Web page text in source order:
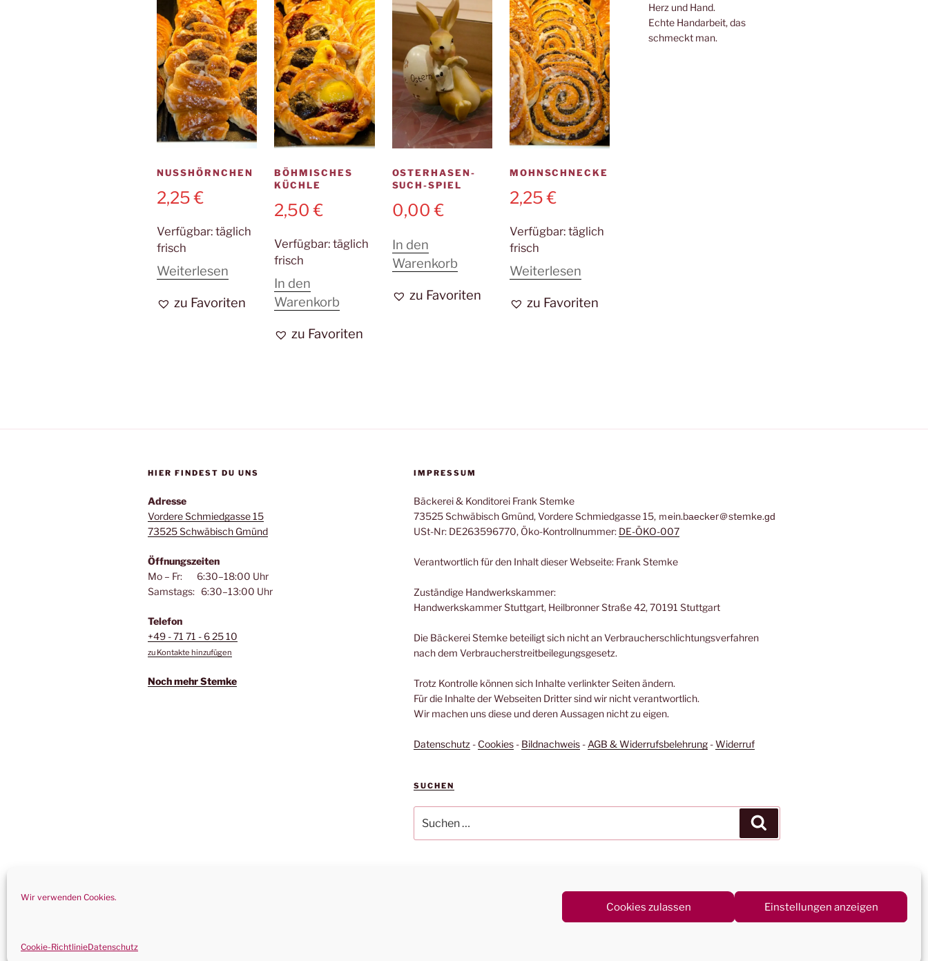
Wir verwenden Cookies.
Cookies zulassen Einstellungen anzeigen
Cookie-RichtlinieDatenschutz
Produktseite
gewählt
werden
NUSSHÖRNCHEN
2,25€
Verfügbar:täglich
frisch
Weiterlesen
zu Favoriten
BÖHMISCHES
KÜCHLE
2,50€
Verfügbar:täglich
frisch
In den
Warenkorb
zu Favoriten
OSTERHASEN-
SUCH-SPIEL
0,00€
In den
Warenkorb
zu Favoriten
MOHNSCHNECKE
2,25€
Verfügbar: täglich
frisch
Weiterlesen
zu Favoriten
Herz und Hand.
Echte Handarbeit, das
schmeckt man.
HIER FINDEST DU UNS
Adresse
Vordere Schmiedgasse 15
73525 Schwäbisch Gmünd
Öffnungszeiten
Mo – Fr: 6:30–18:00 Uhr
Samstags: 6:30–13:00 Uhr
Telefon
+49 - 71 71 - 6 25 10
zu Kontakte hinzufügen
Noch mehr Stemke
IMPRESSUM
Bäckerei & Konditorei Frank Stemke
73525 Schwäbisch Gmünd, Vordere Schmiedgasse 15, ｍеin.bаеϲkеr＠stеmkе.ɡԁ
USt-Nr: DE263596770, Öko-Kontrollnummer: DE-ÖKO-007
Verantwortlich für den Inhalt dieser Webseite: Frank Stemke
Zuständige Handwerkskammer:
Handwerkskammer Stuttgart, Heilbronner Straße 42, 70191 Stuttgart
Die Bäckerei Stemke beteiligt sich nicht an Verbraucherschlichtungsverfahren
nach dem Verbraucherstreitbeilegungsgesetz.
Trotz Kontrolle können sich Inhalte verlinkter Seiten ändern.
Für die Inhalte der Webseiten Dritter sind wir nicht verantwortlich.
Wir machen uns diese und deren Aussagen nicht zu eigen.
Datenschutz- Cookies- Bildnachweis-AGB & Widerrufsbelehrung-Widerruf
SUCHEN
nach: